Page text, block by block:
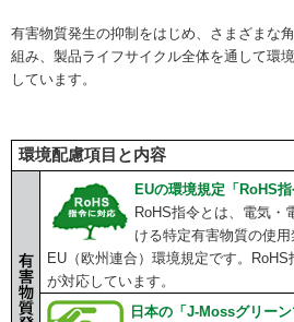
有害物質発生の抑制をはじめ、さまざまな
組み、製品ライフサイクル全体を通して環
しています。
環境配慮項目と内容
EUの環境規定「RoHS
RoHS指令とは、電気・
ける特定有害物質の使
EU（欧州連合）環境規定です。RoHS
が対応しています。
日本の「J-Mossグリー